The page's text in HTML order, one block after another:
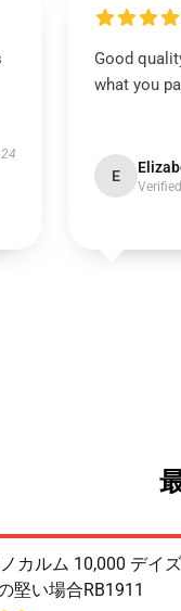
Good
what you
E
カルム 10,000 デイ
堅い場合RB1911